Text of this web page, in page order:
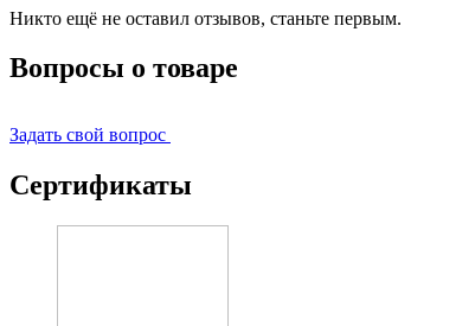
Никто ещё не оставил отзывов, станьте первым.
Вопросы о товаре
Задать свой вопрос
Сертификаты